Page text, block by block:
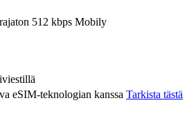
512 kbps Mobily
eSIM-teknologian kanssa Tarkista tästä